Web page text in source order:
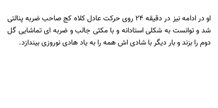
او در ادامه نیز در دقیقه 24 روی حرکت عادل کلاه کج صاحب ضربه پنالتی
شد و توانست به شکلی استادانه و با مکثی جالب و ضربه ای تماشایی گل
دوم را بزند و بار دیگر با شادی اش همه را به یاد هادی نوروزی بیندازد.